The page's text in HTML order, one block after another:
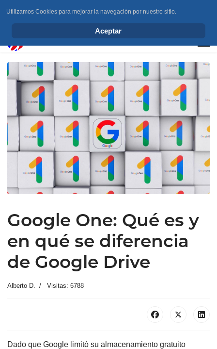
Google One: Qué es y
en qué se diferencia
de Google Drive
Alberto D. Visitas: 6788
Dado que Google limitó su almacenamiento gratuito
Utilizamos Cookies para mejorar la navegación por nuestro sitio.
Aceptar